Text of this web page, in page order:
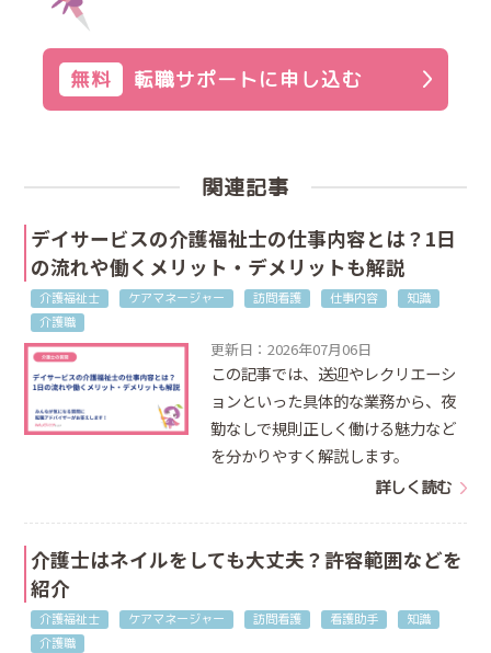
無料 転職サポートに申し込む
関連記事
デイサービスの介護福祉士の仕事内容とは？1日
の流れや働くメリット・デメリットも解説
介護福祉士 ケアマネージャー 訪問看護 仕事内容
知識
介護職
更新日：2026年07月06日
この記事では、送迎やレクリエーシ
ョンといった具体的な業務から、夜
勤なしで規則正しく働ける魅力など
を分かりやすく解説します。
詳しく読む
介護士はネイルをしても大丈夫？許容範囲などを
紹介
介護福祉士 ケアマネージャー 訪問看護 看護助手
知識
介護職